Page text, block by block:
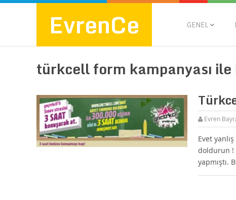
EvrenCe GENEL
türkcell form kampanyası
Evren
Evet
doldurun !
yapmıştı.